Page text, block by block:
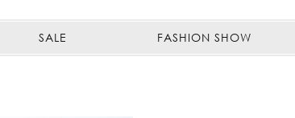
SALE FASHION SHOW